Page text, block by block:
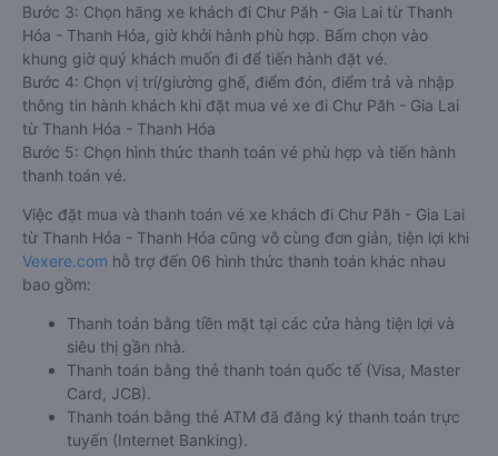
Bước 3: Chọn hãng xe khách đi Chư Păh - Gia Lai từ Thanh
Hóa - Thanh Hóa, giờ khởi hành phù hợp. Bấm chọn vào
khung giờ quý khách muốn đi để tiến hành đặt vé.
Bước 4: Chọn vị trí/giường ghế, điểm đón, điểm trả và nhập
thông tin hành khách khi đặt mua vé xe đi Chư Păh - Gia Lai
từ Thanh Hóa - Thanh Hóa
Bước 5: Chọn hình thức thanh toán vé phù hợp và tiến hành
thanh toán vé.
Việc đặt mua và thanh toán vé xe khách đi Chư Păh - Gia Lai
từ Thanh Hóa - Thanh Hóa cũng vô cùng đơn giản, tiện lợi khi
Vexere.com hỗ trợ đến 06 hình thức thanh toán khác nhau
bao gồm:
Thanh toán bằng tiền mặt tại các cửa hàng tiện lợi và
siêu thị gần nhà.
Thanh toán bằng thẻ thanh toán quốc tế (Visa, Master
Card, JCB).
Thanh toán bằng thẻ ATM đã đăng ký thanh toán trực
tuyến (Internet Banking).